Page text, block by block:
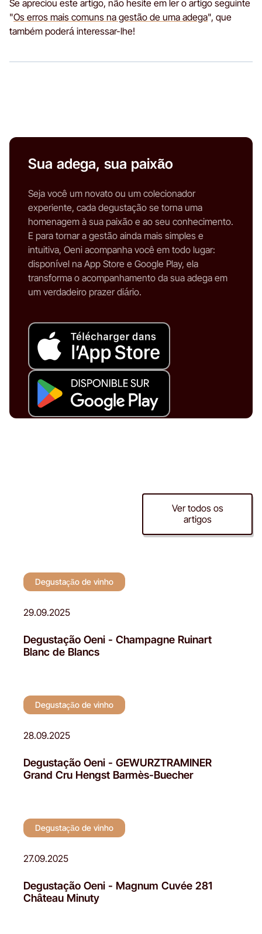
Se apreciou este artigo, não hesite em ler o artigo seguinte
"Os erros mais comuns na gestão de uma adega", que
também poderá interessar-lhe!
Sua adega, sua paixão
Seja você um novato ou um colecionador
experiente, cada degustação se torna uma
homenagem à sua paixão e ao seu conhecimento.
E para tornar a gestão ainda mais simples e
intuitiva, Oeni acompanha você em todo lugar:
disponível na App Store e Google Play, ela
transforma o acompanhamento da sua adega em
um verdadeiro prazer diário.
Ver todos os
artigos
Degustação de vinho
29.09.2025
Degustação Oeni - Champagne Ruinart
Blanc de Blancs
Degustação de vinho
28.09.2025
Degustação Oeni - GEWURZTRAMINER
Grand Cru Hengst Barmès-Buecher
Degustação de vinho
27.09.2025
Degustação Oeni - Magnum Cuvée 281
Château Minuty